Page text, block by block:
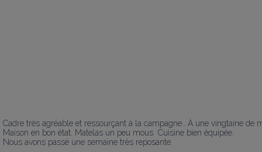
Cadre très agréable et ressourçant à la campagne.. À une vingtaine de
Maison en bon état. Matelas un peu mous  Cuisine bien équipée.
Nous avons passé une semaine très reposante.